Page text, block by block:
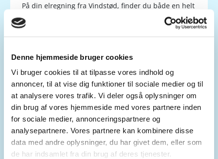
Denne hjemmeside bruger cookies
Vi bruger cookies til at tilpasse vores indhold og
annoncer, til at vise dig funktioner til sociale medier og til
at analysere vores trafik. Vi deler også oplysninger om
din brug af vores hjemmeside med vores partnere inden
for sociale medier, annonceringspartnere og
analysepartnere. Vores partnere kan kombinere disse
data med andre oplysninger, du har givet dem, eller som
de har indsamlet fra din brug af deres tjenester.
På din elregning fra Vindstød, finder du både en helt
kort oversigt over det det samlede beløb du skal
betale, og en yderligere udspecificering af både
aflæsningsopgørelse, og aconto.
I denne gennemgang tager vi udgangspunkt i en helt
almindelig faktura fra Vindstød, men du kan altid
finde og downloade en kopi af dine fakturaer på dit
kontrolpanel.
Du finder kundenummer til login øverst i højre
hjørne på dine tidligere fakturaer, eller i din
velkomstmail fra Vindstød.
*Hvis du ikke har været logget på kontrolpanelet
før, eller har mistet din adgangskode, skal du
benytte funktionen "Glemt kodeord?".